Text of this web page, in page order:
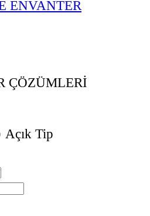
ENVANTER
ÇÖZÜMLERİ
Açık Tip